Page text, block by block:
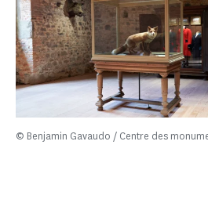
© Benjamin Gavaudo / Centre des